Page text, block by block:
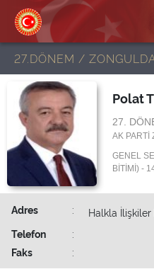
27.DÖNEM /
Polat
27.
AK PARTİ
GENEL
BİTİMİ) -
Adres :
Halkla İlişkiler
Telefon
:
Faks
: